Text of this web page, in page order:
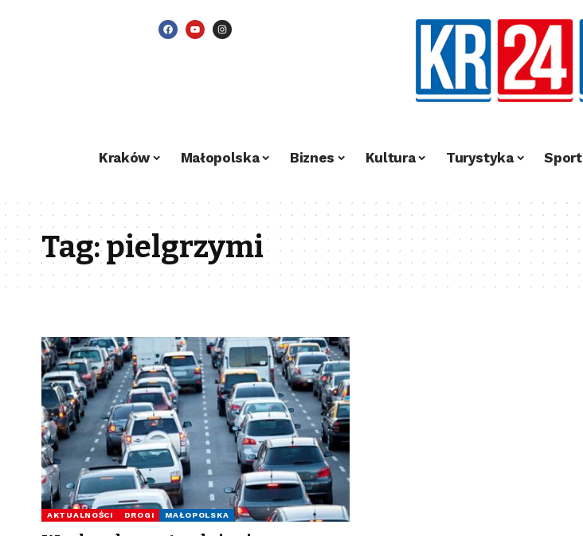
Kraków Małopolska Biznes Kultura Turystyka Sport
Tag:pielgrzymi
AKTUALNOŚCI DROGI MAŁOPOLSKA